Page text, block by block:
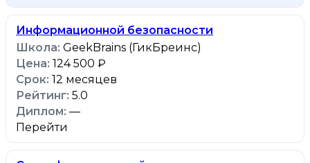
Информационной безопасности
GeekBrains (ГикБреинс)
124 500 ₽
12 месяцев
5.0
—
Перейти